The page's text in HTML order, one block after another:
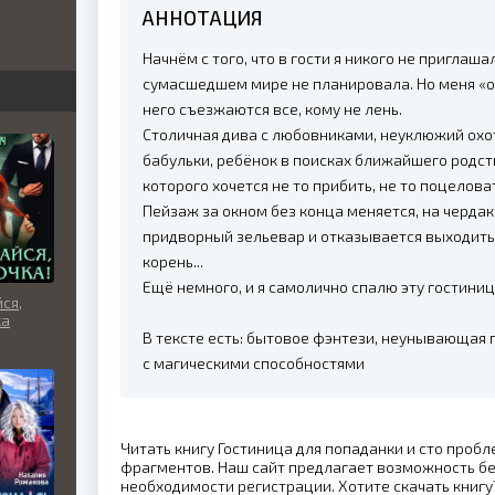
АННОТАЦИЯ
Начнём с того, что в гости я никого не
сумасшедшем мире не планировала. Но меня
него съезжаются все, кому не лень.
Столичная дива с любовниками, неуклюжий
бабульки, ребёнок в поисках ближайшего
которого хочется не то прибить, не то
Пейзаж за окном без конца меняется, на
придворный зельевар и отказывается
корень...
Ещё немного, и я самолично спалю эту
В тексте есть: бытовое фэнтези,
с магическими способностями
Читать книгу Гостиница для попаданки и сто
фрагментов. Наш сайт предлагает возможность
необходимости регистрации. Хотите скачать